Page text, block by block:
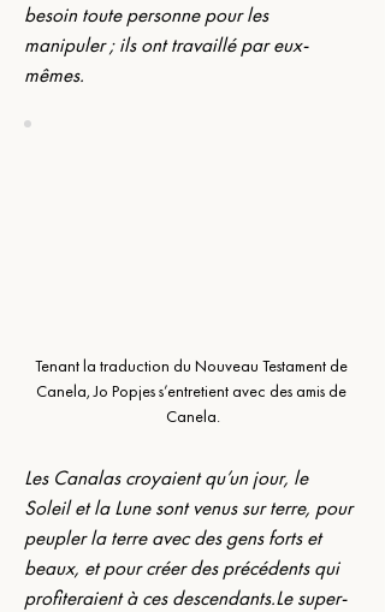
besoin toute personne pour les
manipuler ; ils ont travaillé par eux-
mêmes.
Tenant la traduction du Nouveau Testament de
Canela, Jo Popjes s’entretient avec des amis de
Canela.
Les Canalas croyaient qu’un jour, le
Soleil et la Lune sont venus sur terre, pour
peupler la terre avec des gens forts et
beaux, et pour créer des précédents qui
profiteraient à ces descendants.Le super-